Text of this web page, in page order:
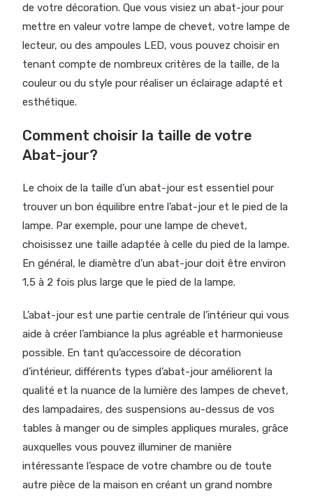
de votre décoration. Que vous visiez un abat-jour pour
mettre en valeur votre lampe de chevet, votre lampe de
lecteur, ou des ampoules LED, vous pouvez choisir en
tenant compte de nombreux critères de la taille, de la
couleur ou du style pour réaliser un éclairage adapté et
esthétique.
Comment choisir la taille de votre
Abat-jour?
Le choix de la taille d’un abat-jour est essentiel pour
trouver un bon équilibre entre l’abat-jour et le pied de la
lampe. Par exemple, pour une lampe de chevet,
choisissez une taille adaptée à celle du pied de la lampe.
En général, le diamètre d’un abat-jour doit être environ
1,5 à 2 fois plus large que le pied de la lampe.
L’abat-jour est une partie centrale de l’intérieur qui vous
aide à créer l’ambiance la plus agréable et harmonieuse
possible. En tant qu’accessoire de décoration
d’intérieur, différents types d’abat-jour améliorent la
qualité et la nuance de la lumière des lampes de chevet,
des lampadaires, des suspensions au-dessus de vos
tables à manger ou de simples appliques murales, grâce
auxquelles vous pouvez illuminer de manière
intéressante l’espace de votre chambre ou de toute
autre pièce de la maison en créant un grand nombre